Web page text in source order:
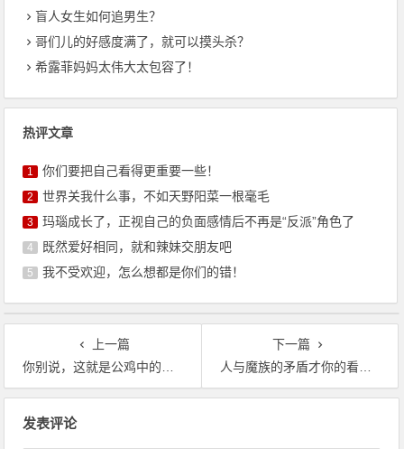
盲人女生如何追男生？
哥们儿的好感度满了，就可以摸头杀？
希露菲妈妈太伟大太包容了！
热评文章
1 你们要把自己看得更重要一些！
2 世界关我什么事，不如天野阳菜一根毫毛
3 玛瑙成长了，正视自己的负面感情后不再是“反派”角色了
4 既然爱好相同，就和辣妹交朋友吧
5 我不受欢迎，怎么想都是你们的错！
上一篇
你别说，这就是公鸡中的战斗机，还挺燃
下一篇
人与魔族的矛盾才你的看点啊！别放弃了，混蛋！
发表评论